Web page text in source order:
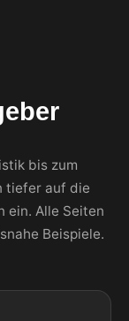
bis zum
tiefer auf die
ein. Alle Seiten
Beispiele.